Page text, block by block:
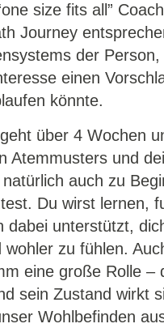
size fits all”
Journey
der Person,
einen
könnte.
über 4 Wochen
Atemmusters und
auch zu
Du wirst lernen,
dabei unterstützt,
zu fühlen.
eine große Rolle –
sein Zustand wirkt
Wohlbefinden